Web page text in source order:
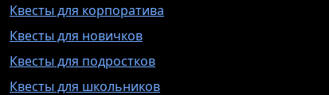
Квесты для корпоратива
Квесты для новичков
Квесты для подростков
Квесты для школьников